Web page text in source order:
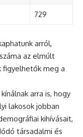
729
arról,
az elmúlt
figyelhetők meg a
arra is, hogy
lakosok jobban
kihívásait,
társadalmi és